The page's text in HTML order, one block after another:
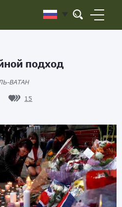
подход
ВАТАН
15